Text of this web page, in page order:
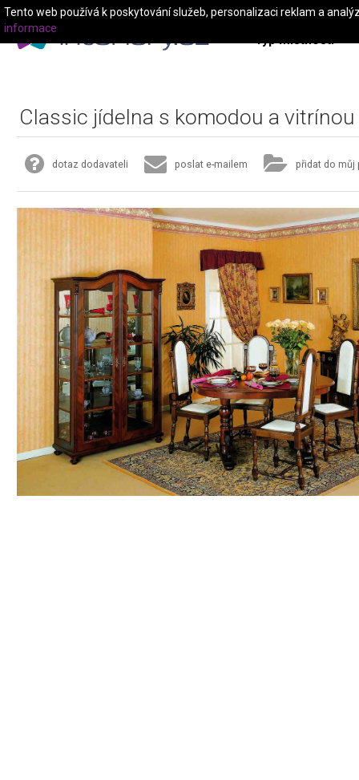
Typ místnosti
Classic jídelna s komodou a vitrínou
dotaz dodavateli poslat e-mailem přidat do můj
Tento web používá k poskytování služeb, personalizaci reklam a
informace